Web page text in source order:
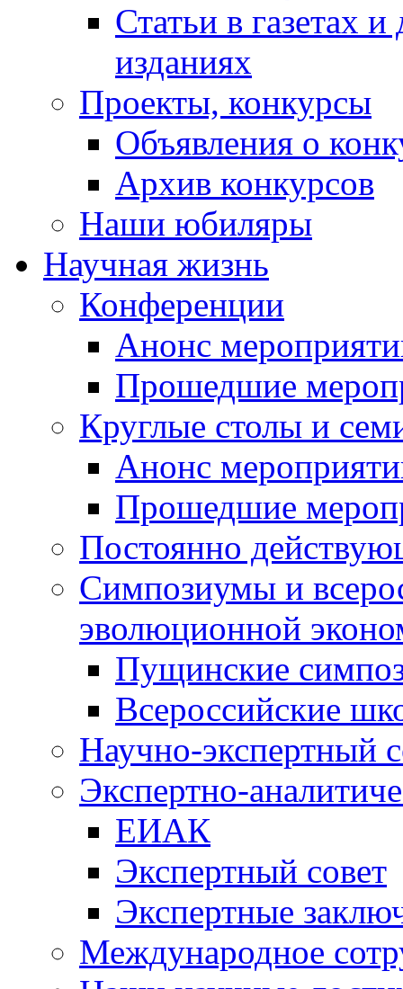
Статьи в газетах
изданиях
Проекты, конкурсы
Объявления о
Архив конкурсов
Наши юбиляры
Научная жизнь
Конференции
Анонс
Прошедшие
Круглые столы и
Анонс
Прошедшие
Постоянно
Симпозиумы и
эволюционной
Пущинские
Всероссийские
Научно-экспертный
Экспертно-
ЕИАК
Экспертный совет
Экспертные
Международное